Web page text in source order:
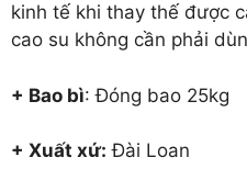
kinh tế khi thay thế được
cao su không cần phải
+ Bao bì: Đóng bao 25kg
+ Xuất xứ: Đài Loan